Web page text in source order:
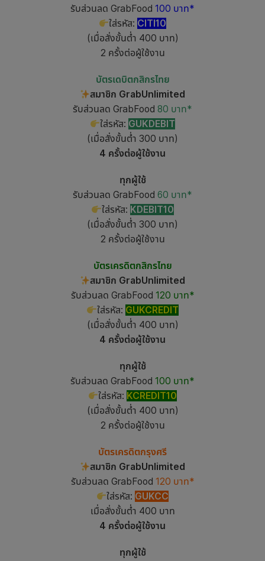
รับส่วนลด GrabFood 100 บาท*
ใส่รหัส: CITI10
(เมื่อสั่งขั้นต่ำ 400 บาท)
2 ครั้งต่อผู้ใช้งาน
บัตรเดบิตกสิกรไทย
สมาชิก GrabUnlimited
รับส่วนลด GrabFood 80 บาท*
ใส่รหัส: GUKDEBIT
(เมื่อสั่งขั้นต่ำ 300 บาท)
4 ครั้งต่อผู้ใช้งาน
ทุกผู้ใช้
รับส่วนลด GrabFood 60 บาท*
ใส่รหัส: KDEBIT10
(เมื่อสั่งขั้นต่ำ 300 บาท)
2 ครั้งต่อผู้ใช้งาน
บัตรเครดิตกสิกรไทย
สมาชิก GrabUnlimited
รับส่วนลด GrabFood 120 บาท*
ใส่รหัส: GUKCREDIT
(เมื่อสั่งขั้นต่ำ 400 บาท)
4 ครั้งต่อผู้ใช้งาน
ทุกผู้ใช้
รับส่วนลด GrabFood 100 บาท*
ใส่รหัส: KCREDIT10
(เมื่อสั่งขั้นต่ำ 400 บาท)
2 ครั้งต่อผู้ใช้งาน
บัตรเครดิตกรุงศรี
สมาชิก GrabUnlimited
รับส่วนลด GrabFood 120 บาท*
ใส่รหัส: GUKCC
เมื่อสั่งขั้นต่ำ 400 บาท
4 ครั้งต่อผู้ใช้งาน
ทุกผู้ใช้